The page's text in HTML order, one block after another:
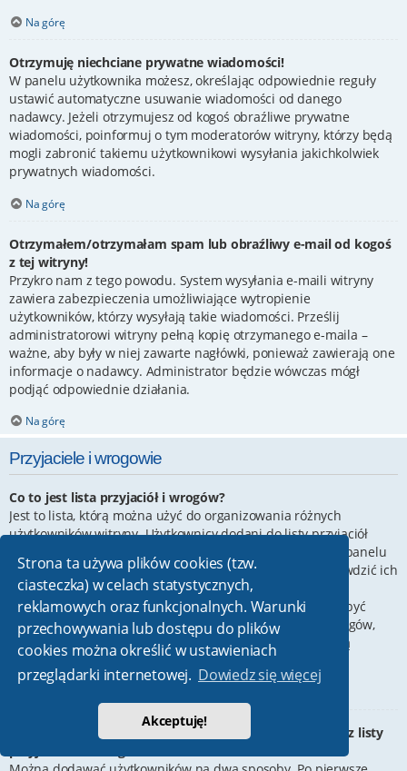
Strona ta używa plików cookies (tzw.
ciasteczka) w celach statystycznych,
reklamowych oraz funkcjonalnych. Warunki
przechowywania lub dostępu do plików
cookies można określić w ustawieniach
przeglądarki internetowej. Dowiedz się więcej
Akceptuję!
Na górę
Otrzymuję niechciane prywatne wiadomości!
W panelu użytkownika możesz, określając odpowiednie reguły
ustawić automatyczne usuwanie wiadomości od danego
nadawcy. Jeżeli otrzymujesz od kogoś obraźliwe prywatne
wiadomości, poinformuj o tym moderatorów witryny, którzy będą
mogli zabronić takiemu użytkownikowi wysyłania jakichkolwiek
prywatnych wiadomości.
Na górę
Otrzymałem/otrzymałam spam lub obraźliwy e-mail od kogoś
z tej witryny!
Przykro nam z tego powodu. System wysyłania e-maili witryny
zawiera zabezpieczenia umożliwiające wytropienie
użytkowników, którzy wysyłają takie wiadomości. Prześlij
administratorowi witryny pełną kopię otrzymanego e-maila –
ważne, aby były w niej zawarte nagłówki, ponieważ zawierają one
informacje o nadawcy. Administrator będzie wówczas mógł
podjąć odpowiednie działania.
Na górę
Przyjaciele i wrogowie
Co to jest lista przyjaciół i wrogów?
Jest to lista, którą można użyć do organizowania różnych
użytkowników witryny. Użytkownicy dodani do listy przyjaciół
znajdującej się w panelu
zarządzania kontem. Z tego poziomu można szybko sprawdzić ich
status, a także wysłać prywatną wiadomość. Zależnie od
używanego stylu witryny, posty tych użytkowników mogą być
wyróżniane. Jeśli użytkownik zostanie dodany do listy wrogów,
wszystkie posty przez niego napisane domyślnie nie będą
wyświetlane.
W jaki sposób można dodawać/usuwać użytkowników z listy